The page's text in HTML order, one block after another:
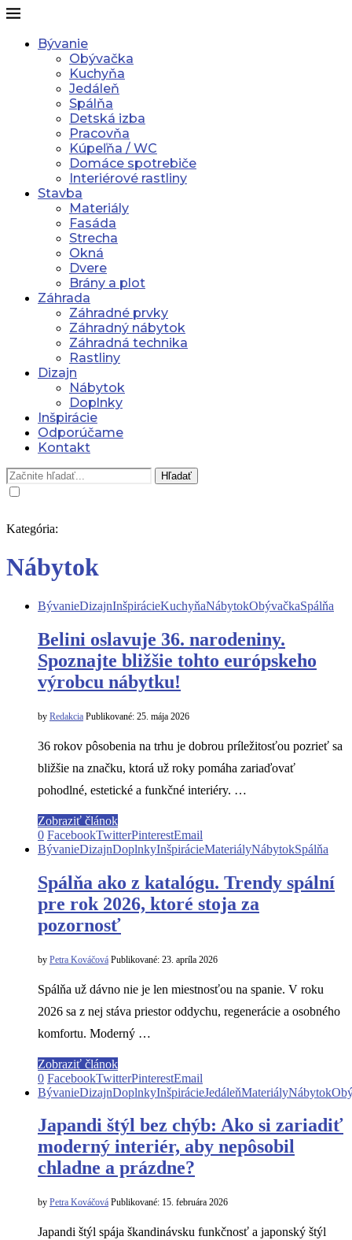
Bývanie
Obývačka
Kuchyňa
Jedáleň
Spálňa
Detská izba
Pracovňa
Kúpeľňa / WC
Domáce spotrebiče
Interiérové rastliny
Stavba
Materiály
Fasáda
Strecha
Okná
Dvere
Brány a plot
Záhrada
Záhradné prvky
Záhradný nábytok
Záhradná technika
Rastliny
Dizajn
Nábytok
Doplnky
Inšpirácie
Odporúčame
Kontakt
Hľadať
Kategória:
Nábytok
BývanieDizajnInšpirácieKuchyňaNábytokObývačkaSpálňa
Belini oslavuje 36. narodeniny.
Spoznajte bližšie tohto európskeho
výrobcu nábytku!
by Redakcia Publikované: 25. mája 2026
36 rokov pôsobenia na trhu je dobrou príležitosťou pozrieť sa
bližšie na značku, ktorá už roky pomáha zariaďovať
pohodlné, estetické a funkčné interiéry. …
Zobraziť článok
0 FacebookTwitterPinterestEmail
BývanieDizajnDoplnkyInšpirácieMateriályNábytokSpálňa
Spálňa ako z katalógu. Trendy spální
pre rok 2026, ktoré stoja za
pozornosť
by Petra Kováčová Publikované: 23. apríla 2026
Spálňa už dávno nie je len miestnosťou na spanie. V roku
2026 sa z nej stáva priestor oddychu, regenerácie a osobného
komfortu. Moderný …
Zobraziť článok
0 FacebookTwitterPinterestEmail
BývanieDizajnDoplnkyInšpirácieJedáleňMateriályNábytok
Japandi štýl bez chýb: Ako si zariadiť
moderný interiér, aby nepôsobil
chladne a prázdne?
by Petra Kováčová Publikované: 15. februára 2026
Japandi štýl spája škandinávsku funkčnosť a japonský štýl